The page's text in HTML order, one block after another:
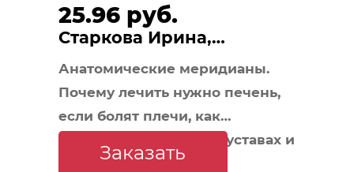
25.96 руб.
Старкова Ирина,
Старкова Алёна
Анатомические меридианы.
Почему лечить нужно печень,
если болят плечи, как
избавиться от боли в суставах и
позвоночнике за несколько
Заказать